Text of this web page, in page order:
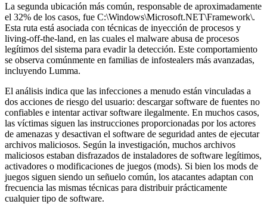
La segunda ubicación más común, responsable de aproximadamente
el 32% de los casos, fue C:\Windows\Microsoft.NET\Framework\.
Esta ruta está asociada con técnicas de inyección de procesos y
living-off-the-land, en las cuales el malware abusa de procesos
legítimos del sistema para evadir la detección. Este comportamiento
se observa comúnmente en familias de infostealers más avanzadas,
incluyendo Lumma.
El análisis indica que las infecciones a menudo están vinculadas a
dos acciones de riesgo del usuario: descargar software de fuentes no
confiables e intentar activar software ilegalmente. En muchos casos,
las víctimas siguen las instrucciones proporcionadas por los actores
de amenazas y desactivan el software de seguridad antes de ejecutar
archivos maliciosos. Según la investigación, muchos archivos
maliciosos estaban disfrazados de instaladores de software legítimos,
activadores o modificaciones de juegos (mods). Si bien los mods de
juegos siguen siendo un señuelo común, los atacantes adaptan con
frecuencia las mismas técnicas para distribuir prácticamente
cualquier tipo de software.